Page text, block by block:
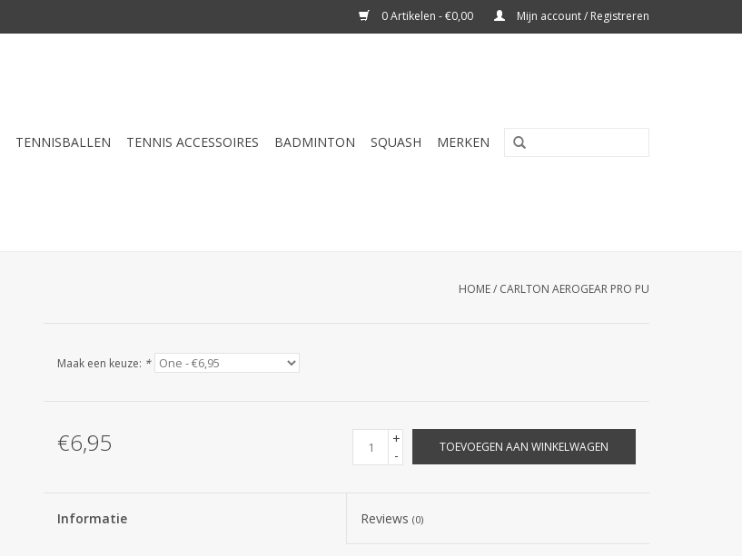
0 Artikelen - €0,00 Mijn account / Registreren
TENNISBALLEN TENNIS ACCESSOIRES BADMINTON SQUASH MERKEN
HOME/ CARLTON AEROGEAR PRO PU
Maak een keuze: *
€6,95
+
-
TOEVOEGEN AAN WINKELWAGEN
Informatie Reviews(0)